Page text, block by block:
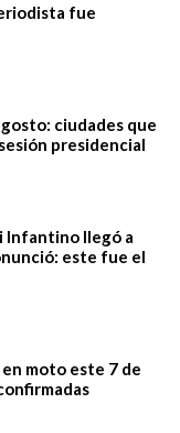
fue
ciudades que
presidencial
Infantino llegó a
este fue el
moto este 7 de